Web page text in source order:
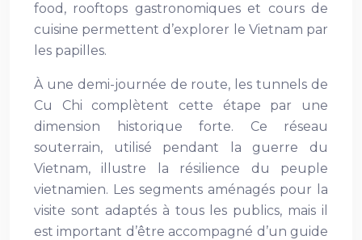
food, rooftops gastronomiques et cours de
cuisine permettent d’explorer le Vietnam par
les papilles.
À une demi-journée de route, les tunnels de
Cu Chi complètent cette étape par une
dimension historique forte. Ce réseau
souterrain, utilisé pendant la guerre du
Vietnam, illustre la résilience du peuple
vietnamien. Les segments aménagés pour la
visite sont adaptés à tous les publics, mais il
est important d’être accompagné d’un guide